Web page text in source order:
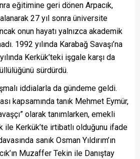
eğitimine geri dönen Arpacık,
27 yıl sonra üniversite
onun hayatı yalnızca akademik
1992 yılında Karabağ Savaşı’na
Kerkük’teki işgale karşı da
sürdürdü.
iddialarla da gündeme geldi.
kapsamında tanık Mehmet Eymür,
olarak tanımlarken, emekli
ile Kerkük’te irtibatlı olduğunu ifade
sanık Osman Yıldırım’ın
Muzaffer Tekin ile Danıştay